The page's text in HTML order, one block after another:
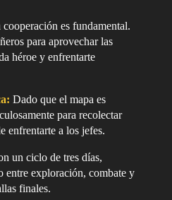
cooperación es fundamental.
para aprovechar las
héroe y enfrentarte
Dado que el mapa es
para recolectar
enfrentarte a los jefes.
un ciclo de tres días,
entre exploración, combate y
finales.